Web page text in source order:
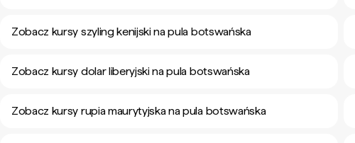
Zobacz kursy szyling kenijski na pula botswańska
Zobacz kursy dolar liberyjski na pula botswańska
Zobacz kursy rupia maurytyjska na pula botswańska